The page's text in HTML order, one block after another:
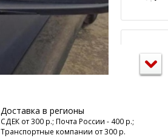
Доставка в регионы
СДЕК от 300 р.; Почта России - 400 р.;
Транспортные компании от 300 р.